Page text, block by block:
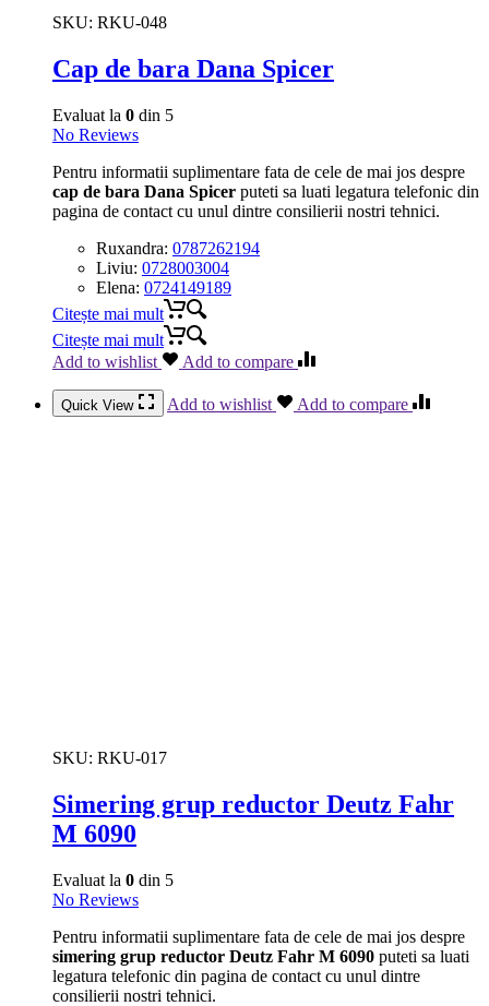
SKU: RKU-048
Cap de bara Dana Spicer
Evaluat la 0 din 5
No Reviews
Pentru informatii suplimentare fata de cele de mai jos despre
cap de bara Dana Spicer puteti sa luati legatura telefonic din
pagina de contact cu unul dintre consilierii nostri tehnici.
Ruxandra: 0787262194
Liviu: 0728003004
Elena: 0724149189
Citește mai mult
Citește mai mult
Add to wishlist
Add to compare
Quick View Add to wishlist Add to compare
SKU: RKU-017
Simering grup reductor Deutz Fahr
M 6090
Evaluat la 0 din 5
No Reviews
Pentru informatii suplimentare fata de cele de mai jos despre
simering grup reductor Deutz Fahr M 6090 puteti sa luati
legatura telefonic din pagina de contact cu unul dintre
consilierii nostri tehnici.